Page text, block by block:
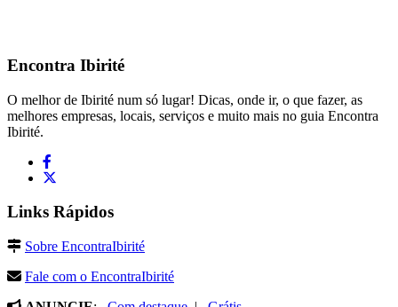
Encontra Ibirité
O melhor de Ibirité num só lugar! Dicas, onde ir, o que fazer, as
melhores empresas, locais, serviços e muito mais no guia Encontra
Ibirité.
Links Rápidos
Sobre EncontraIbirité
Fale com o EncontraIbirité